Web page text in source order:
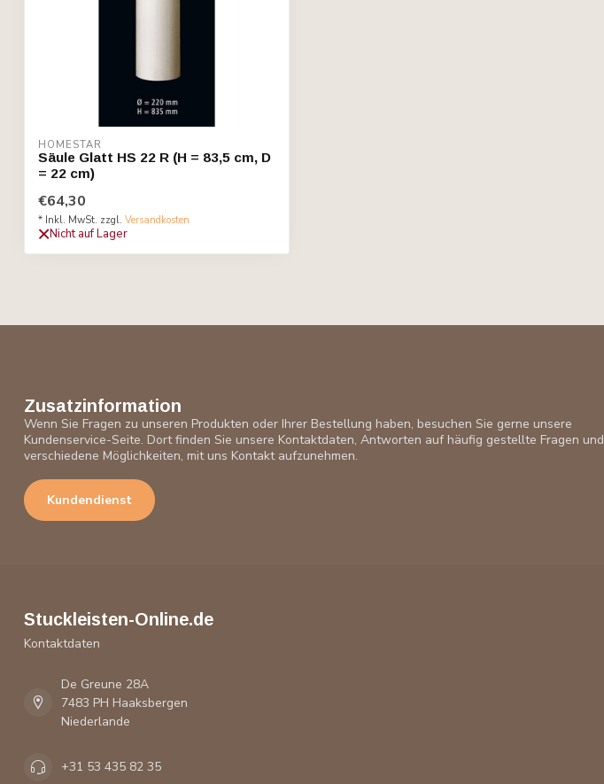
HOMESTAR
Säule Glatt HS 22 R (H = 83,5 cm, D
= 22 cm)
€64,30
* Inkl. MwSt. zzgl. Versandkosten
Nicht auf Lager
Zusatzinformation
Wenn Sie Fragen zu unseren Produkten oder Ihrer Bestellung haben, besuchen Sie gerne unsere
Kundenservice-Seite. Dort finden Sie unsere Kontaktdaten, Antworten auf häufig gestellte Fragen und
verschiedene Möglichkeiten, mit uns Kontakt aufzunehmen.
Kundendienst
Stuckleisten-Online.de
Kontaktdaten
De Greune 28A
7483 PH Haaksbergen
Niederlande
+31 53 435 82 35